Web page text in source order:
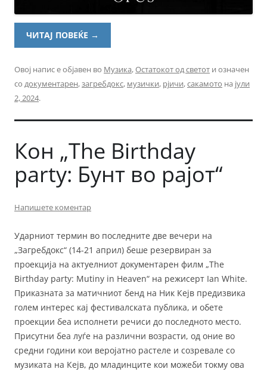
ЧИТАЈ ПОВЕЌЕ →
Овој напис е објавен во Музика,Остатокот од светот и означен
со документарен,загребдокс, музички, рјичи,сакамото на јули
2, 2024.
Кон „The Birthday
party: Бунт во рајот“
Напишете коментар
Ударниот термин во последните две вечери на
„Загребдокс“ (14-21 април) беше резервиран за
проекција на актуелниот документарен филм „The
Birthday party: Mutiny in Heaven“ на режисерт Ian White.
Приказната за матичниот бенд на Ник Кејв предизвика
голем интерес кај фестивалската публика, и обете
проекции беа исполнети речиси до последното место.
Присутни беа луѓе на различни возрасти, од оние во
средни години кои веројатно растеле и созревале со
музиката на Кејв, до младинците кои можеби токму ова